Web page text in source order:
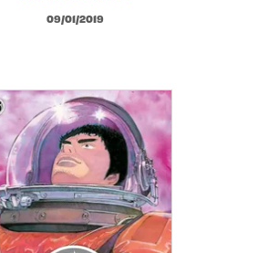
09/01/2019